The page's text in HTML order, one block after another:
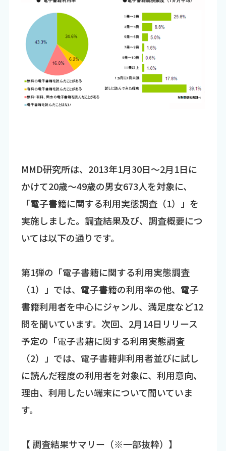
MMD研究所は、2013年1月30日～2月1日に
かけて20歳～49歳の男女673人を対象に、
「電子書籍に関する利用実態調査（1）」を
実施しました。調査結果及び、調査概要につ
いては以下の通りです。
第1弾の「電子書籍に関する利用実態調査
（1）」では、電子書籍の利用率の他、電子
書籍利用者を中心にジャンル、満足度など12
問を聞いています。次回、2月14日リリース
予定の「電子書籍に関する利用実態調査
（2）」では、電子書籍非利用者並びに試し
に読んだ程度の利用者を対象に、利用意向、
理由、利用したい端末について聞いていま
す。
【 調査結果サマリー（※一部抜粋）】